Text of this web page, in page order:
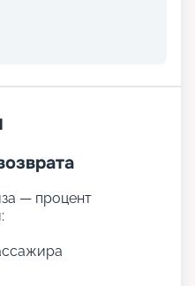
— процент